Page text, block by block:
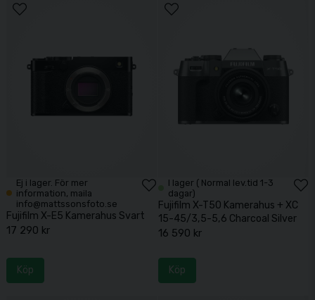
Ej i lager. För mer
information, maila
info@mattssonsfoto.se
Fujifilm X-E5 Kamerahus Svart
17 290 kr
Köp
I lager ( Normal lev.tid 1-3
dagar)
Fujifilm X-T50 Kamerahus + XC
15-45/3,5-5,6 Charcoal Silver
16 590 kr
Köp
Fujifilm BC-W126S Batteriladdare
NiSi Filter UV SMC L395 52mm
Peak Design Slide LITE Black
749 kr
Köp
Think Tank Mirrorless Mover 25 V2 Marine Blue